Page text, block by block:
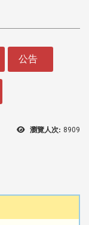
公告
瀏覽人次: 8909